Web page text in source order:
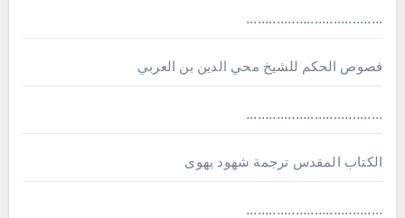
....................................
فصوص الحكم للشيخ محي الدين بن العربي
....................................
الكتاب المقدس ترجمة شهود يهوى
....................................